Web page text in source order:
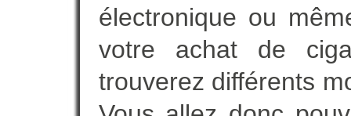
électronique ou
votre achat de
trouverez différents